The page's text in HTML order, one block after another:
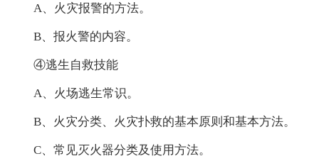
A、火灾报警的方法。
B、报火警的内容。
④逃生自救技能
A、火场逃生常识。
B、火灾分类、火灾扑救的基本原则和基本方法。
C、常见灭火器分类及使用方法。